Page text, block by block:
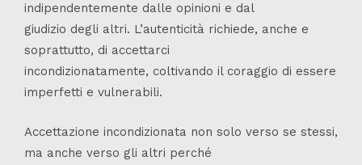
indipendentemente dalle opinioni e dal
giudizio degli altri. L’autenticità richiede, anche e
soprattutto, di accettarci
incondizionatamente, coltivando il coraggio di essere
imperfetti e vulnerabili.
Accettazione incondizionata non solo verso se stessi,
ma anche verso gli altri perché